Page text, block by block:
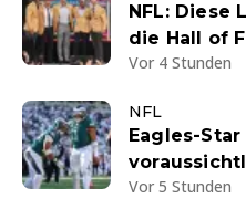
NFL: Diese
die Hall of
Vor 4 Stunden
NFL
Eagles-
Vor 5 Stunden